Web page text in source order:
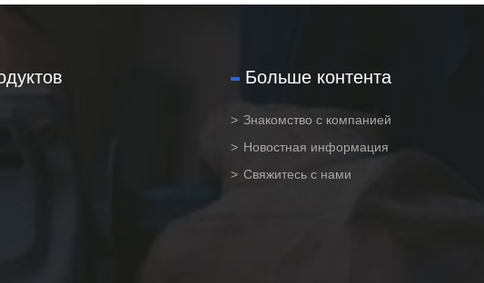
Больше контента
Знакомство с компанией
Новостная информация
Свяжитесь с нами